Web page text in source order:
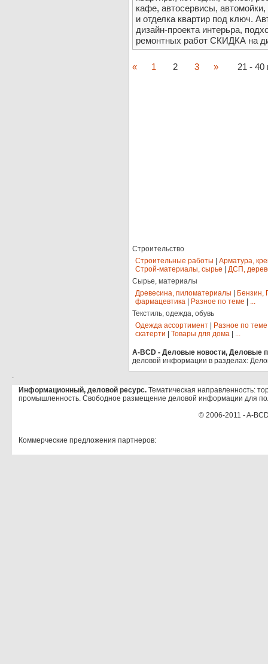
кафе, автосервисы,
и отделка квартир под ключ.
дизайн-проекта интерьра,
ремонтных работ СКИДКА на
« 1 2 3 » 21 - 40
Строительство
Строительные работы
Арматура,
Строй-материалы, сырье
ДСП,
Сырье, материалы
Древесина, пиломатериалы
Бензин,
фармацевтика
Разное по теме
...
Текстиль, одежда, обувь
Одежда ассортимент
Разное по теме
скатерти
Товары для дома ...
A-BCD - Деловые новости, Деловые
деловой информации в разделах:
.
Информационный, деловой ресурс. Тематическая направленность:
промышленность. Свободное размещение деловой информации для
© 2006-2011 - A-
Коммерческие предложения партнеров: